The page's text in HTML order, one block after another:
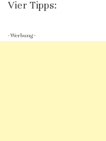
Vier Tipps:
- Werbung -